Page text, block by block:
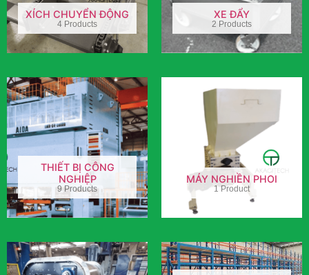
XÍCH CHUYỂN ĐỘNG
4 Products
XE ĐẨY
2 Products
THIẾT BỊ CÔNG
NGHIỆP
9 Products
MÁY NGHIỀN PHOI
1 Product